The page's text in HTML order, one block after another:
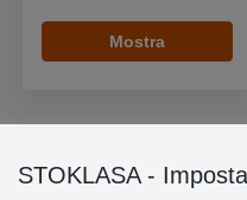
Mostra
STOKLASA -